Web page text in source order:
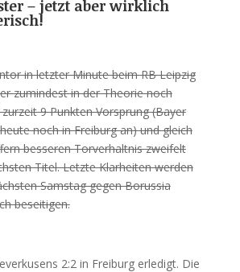
– jetzt aber wirklich
in letzter Minute beim RB Leipzig
zumindest in der Theorie noch
9 Punkten Vorsprung (Bayer
noch in Freiburg an) und gleich
besseren Torverhaltnis zweifelt
Titel. Letzte Klarheiten werden
Samstag gegen Borussia
beseitigen.
2:2 in Freiburg erledigt. Die